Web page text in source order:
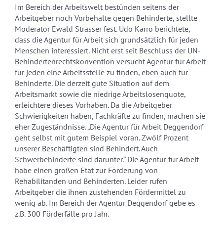
Im Bereich der Arbeitswelt bestünden seitens der
Arbeitgeber noch Vorbehalte gegen Behinderte, stellte
Moderator Ewald Strasser fest. Udo Karro berichtete,
dass die Agentur für Arbeit sich grundsätzlich für jeden
Menschen interessiert. Nicht erst seit Beschluss der UN-
Behindertenrechtskonvention versucht Agentur für Arbeit
für jeden eine Arbeitsstelle zu finden, eben auch für
Behinderte. Die derzeit gute Situation auf dem
Arbeitsmarkt sowie die niedrige Arbeitslosenquote,
erleichtere dieses Vorhaben. Da die Arbeitgeber
Schwierigkeiten haben, Fachkräfte zu finden, machen sie
eher Zugeständnisse. „Die Agentur für Arbeit Deggendorf
geht selbst mit gutem Beispiel voran. Zwölf Prozent
unserer Beschäftigten sind Behindert. Auch
Schwerbehinderte sind darunter.“ Die Agentur für Arbeit
habe einen großen Etat zur Förderung von
Rehabilitanden und Behinderten. Leider rufen
Arbeitgeber die ihnen zustehenden Fördermittel zu
wenig ab. Im Bereich der Agentur Deggendorf gebe es
z.B. 300 Förderfälle pro Jahr.